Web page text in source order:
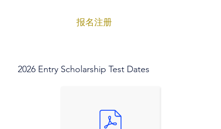
报名注册
2026 Entry Scholarship Test Dates